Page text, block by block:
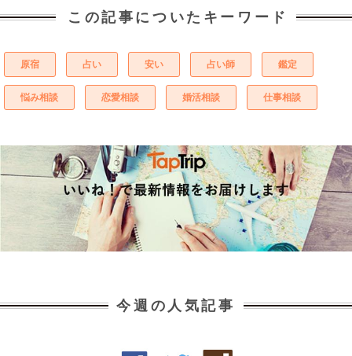
この記事についたキーワード
原宿 占い 安い 占い師 鑑定
悩み相談 恋愛相談 婚活相談 仕事相談
今週の人気記事